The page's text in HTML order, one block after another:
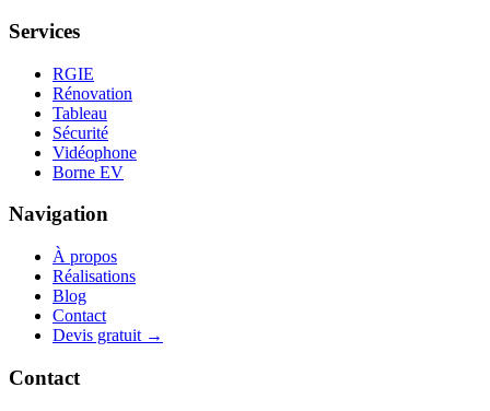
Services
RGIE
Rénovation
Tableau
Sécurité
Vidéophone
Borne EV
Navigation
À propos
Réalisations
Blog
Contact
Devis gratuit →
Contact